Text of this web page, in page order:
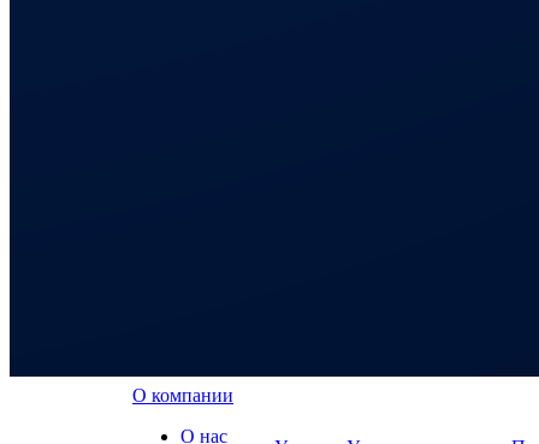
О компании
О нас